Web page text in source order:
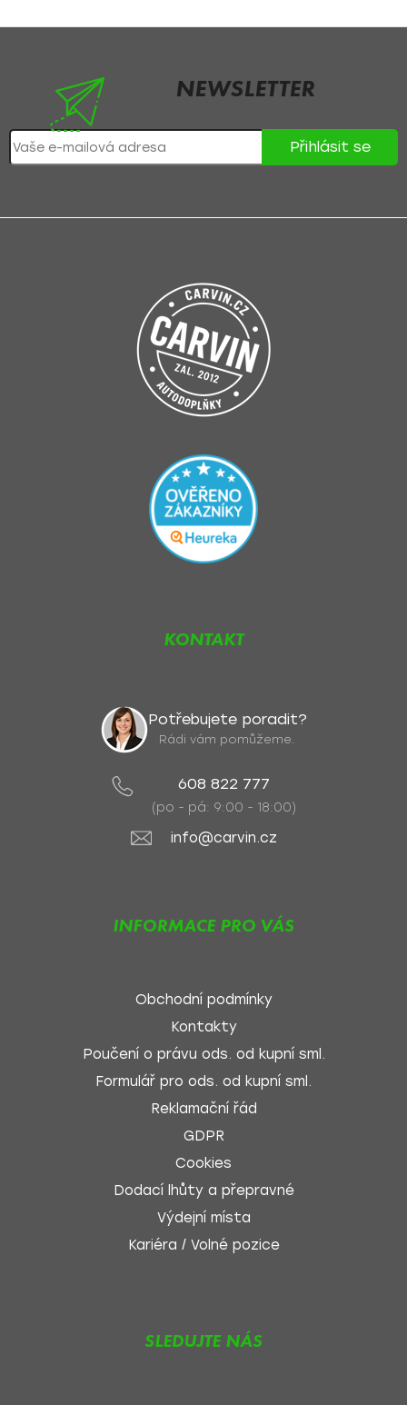
s
NEWSLETTER
Přihlásit se
KONTAKT
Potřebujete poradit?
Rádi vám pomůžeme.
608 822 777
(po - pá: 9:00 - 18:00)
info@carvin.cz
INFORMACE PRO VÁS
Obchodní podmínky
Kontakty
Poučení o právu ods. od kupní sml.
Formulář pro ods. od kupní sml.
Reklamační řád
GDPR
Cookies
Dodací lhůty a přepravné
Výdejní místa
Kariéra / Volné pozice
SLEDUJTE NÁS